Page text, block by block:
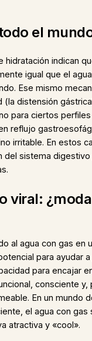
el
hidratación indican
igual que el
Ese mismo
(la distensión
para ciertos
reflujo
irritable. En estos
del sistema
viral:
al agua con gas en
para ayudar
para encajar
consciente y,
En un mundo
el agua con gas
atractiva y «cool».